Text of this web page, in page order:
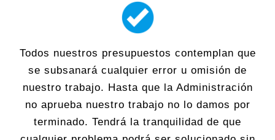
Todos nuestros presupuestos contemplan que
se subsanará cualquier error u omisión de
nuestro trabajo. Hasta que la Administración
no aprueba nuestro trabajo no lo damos por
terminado. Tendrá la tranquilidad de que